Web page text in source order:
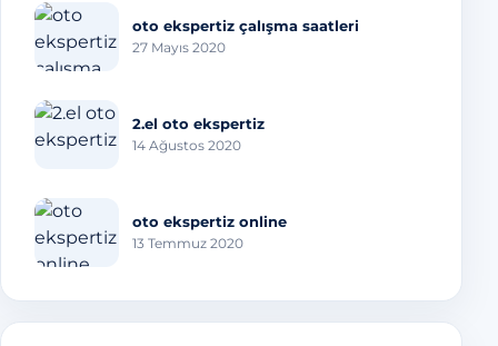
oto ekspertiz çalışma saatleri
27 Mayıs 2020
2.el oto ekspertiz
14 Ağustos 2020
oto ekspertiz online
13 Temmuz 2020